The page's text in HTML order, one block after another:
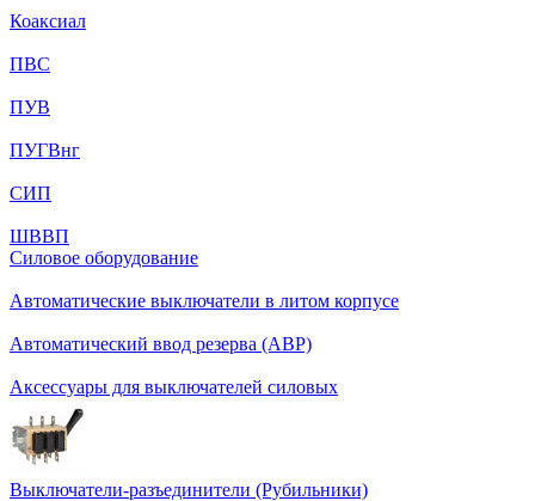
Коаксиал
ПВС
ПУВ
ПУГВнг
СИП
ШВВП
Силовое оборудование
Автоматические выключатели в литом корпусе
Автоматический ввод резерва (АВР)
Аксессуары для выключателей силовых
Выключатели-разъединители (Рубильники)